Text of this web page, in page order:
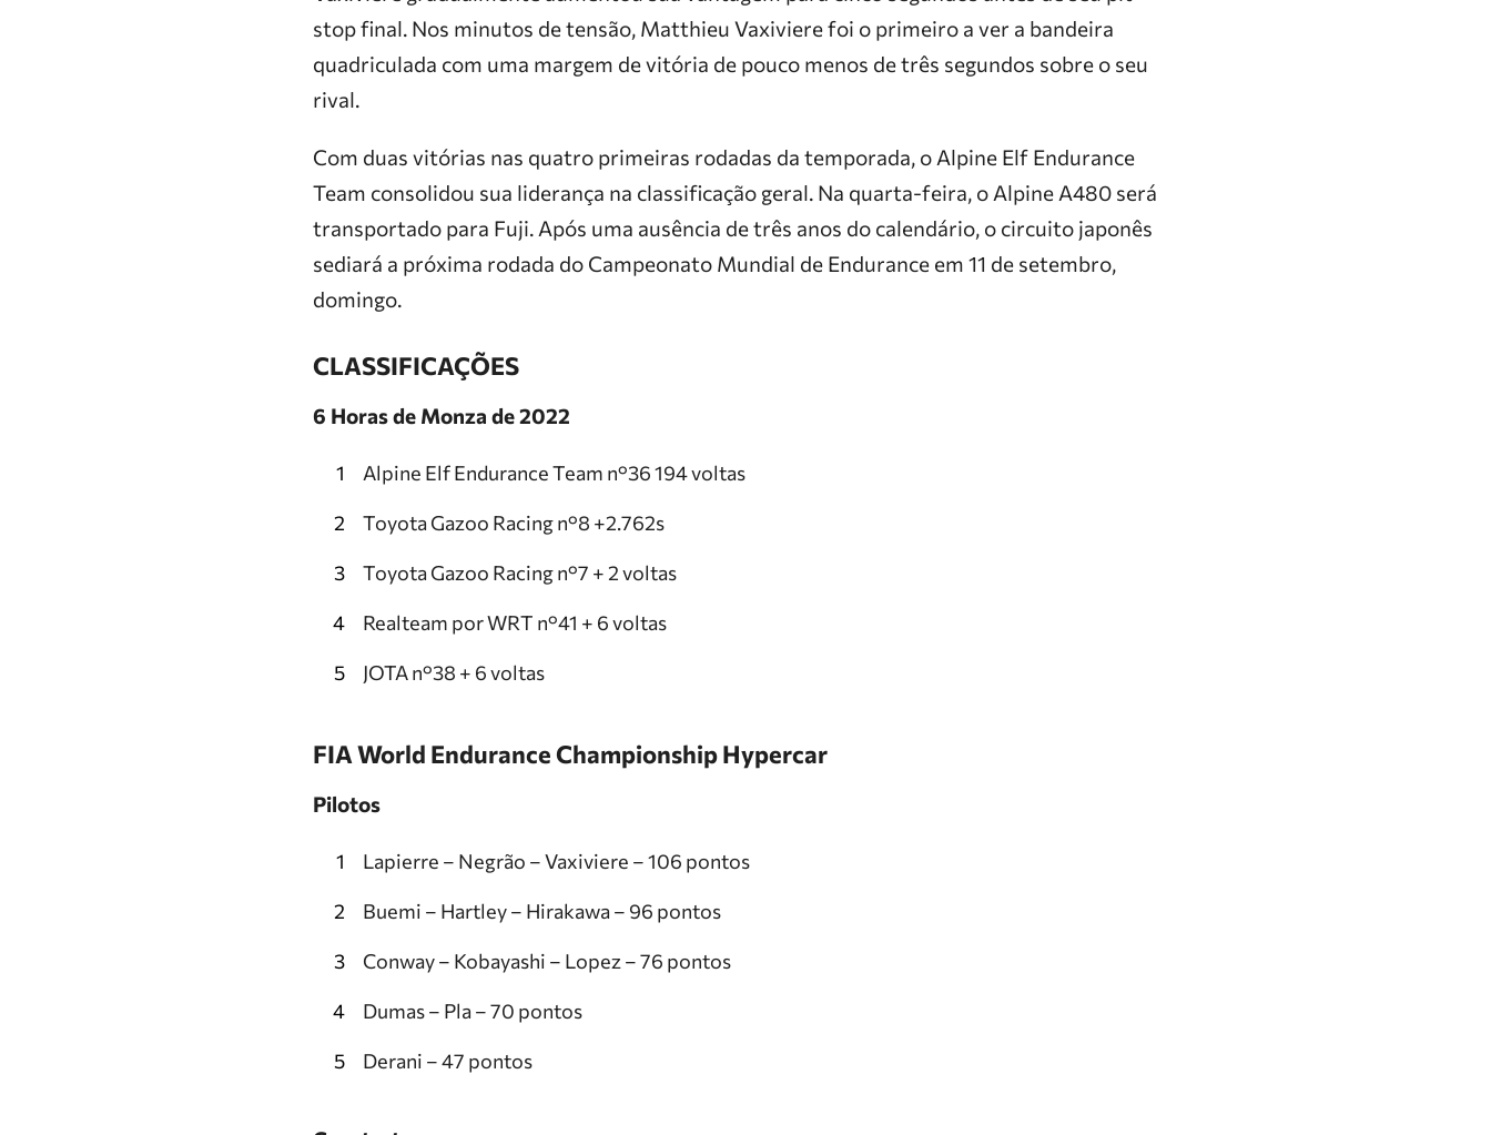
stop final. Nos minutos de tensão, Matthieu Vaxiviere foi o primeiro a ver a bandeira
quadriculada com uma margem de vitória de pouco menos de três segundos sobre o seu
rival.
Com duas vitórias nas quatro primeiras rodadas da temporada, o Alpine Elf Endurance
Team consolidou sua liderança na classificação geral. Na quarta-feira, o Alpine A480 será
transportado para Fuji. Após uma ausência de três anos do calendário, o circuito japonês
sediará a próxima rodada do Campeonato Mundial de Endurance em 11 de setembro,
domingo.
CLASSIFICAÇÕES
6 Horas de Monza de 2022
Alpine Elf Endurance Team n°36 194 voltas
Toyota Gazoo Racing n°8 +2.762s
Toyota Gazoo Racing n°7 + 2 voltas
Realteam por WRT n°41 + 6 voltas
JOTA n°38 + 6 voltas
FIA World Endurance Championship Hypercar
Pilotos
Lapierre – Negrão – Vaxiviere – 106 pontos
Buemi – Hartley – Hirakawa – 96 pontos
Conway – Kobayashi – Lopez – 76 pontos
Dumas – Pla – 70 pontos
Derani – 47 pontos